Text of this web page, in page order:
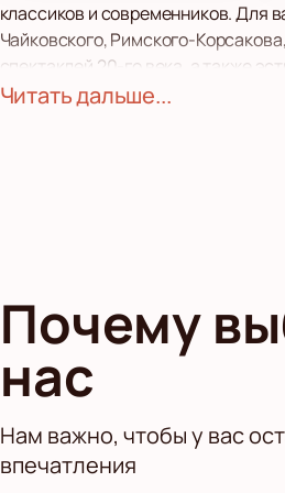
классиков и современников. Для
Чайковского, Римского-
спектаклей 20-го века, а также
исполнителей могут быть внесены
Читать дальше...
Почему
нас
Нам важно, чтобы у вас
впечатления